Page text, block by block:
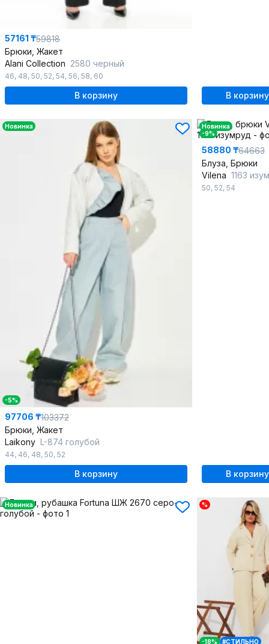
57161 ₸59818
Брюки, Жакет
Alani Collection 2580 черный
46, 48, 50, 52, 54, 56, 58, 60
В корзину В корзину
Новинка
-5%
97706 ₸103372
Брюки, Жакет
Laikony L-874 голубой
44, 46, 48, 50, 52
В корзину
Новинка
-9%
58880 ₸64663
Блуза, Брюки
Vilena 1163
50, 52, 54
В корзину
Новинка %
-18% #СТИЛЬНО